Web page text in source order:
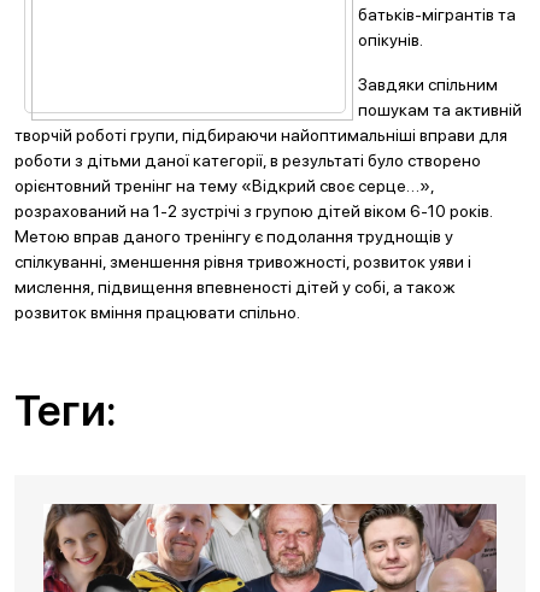
батьків-мігрантів та
опікунів.
Завдяки спільним
пошукам та активній
творчій роботі групи, підбираючи найоптимальніші вправи для
роботи з дітьми даної категорії, в результаті було створено
орієнтовний тренінг на тему «Відкрий своє серце…»,
розрахований на 1-2 зустрічі з групою дітей віком 6-10 років.
Метою вправ даного тренінгу є подолання труднощів у
спілкуванні, зменшення рівня тривожності, розвиток уяви і
мислення, підвищення впевненості дітей у собі, а також
розвиток вміння працювати спільно.
Теги: